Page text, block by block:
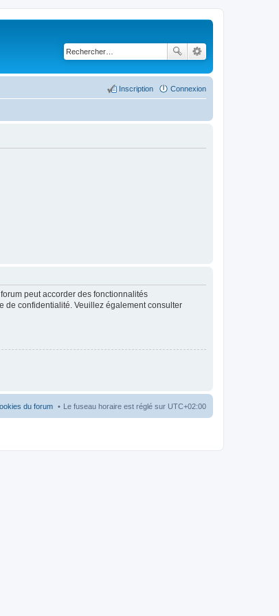
Connexion
Inscription
peut accorder des fonctionnalités
de confidentialité. Veuillez également consulter
Le fuseau horaire est réglé sur UTC+02:00
du forum